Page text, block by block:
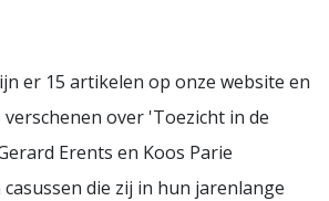
er 15 artikelen op onze website en
verschenen over 'Toezicht in de
Erents en Koos Parie
die zij in hun jarenlange